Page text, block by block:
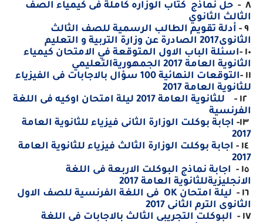
٨ -
حل نماذج كتاب الوزاره كاملة فى كيمياء الصف
الثالث الثانوي
أدلة تقويم الطالب الرسمية للصف الثالث
الثانوى2017 الصادرة عن وزارة التربية و التعليم
١٠ -
اسئلة الباب الاول المتوقعة في الامتحان كيمياء
الثانوية العامة 2017 الجمهوريةالتعليمي
١١ -
التوقعات النهائية 100 سؤال بالاجابات فى الفيزياء
للثانوية العامة 2017
للثانوية العامة 2017
ليلة امتحان اوكيه فى اللغة
الفرنسية
اجابة بوكلت الوزارة الثانى فيزياء للثانوية العامة
2017
اجابة بوكلت الوزارة الثالث فيزياء للثانوية العامة
2017
اجابة نماذج البوكلت الاربعة فى اللغة
الانجليزيةللثانوية العامة 2017
١٦ - ليلة امتحان
فى اللغة الفرنسية للصف الاول
الثانوى الترم الثانى 2017
١٧ -
البوكلت التجريبى الثالث بالاجابات فى اللغة